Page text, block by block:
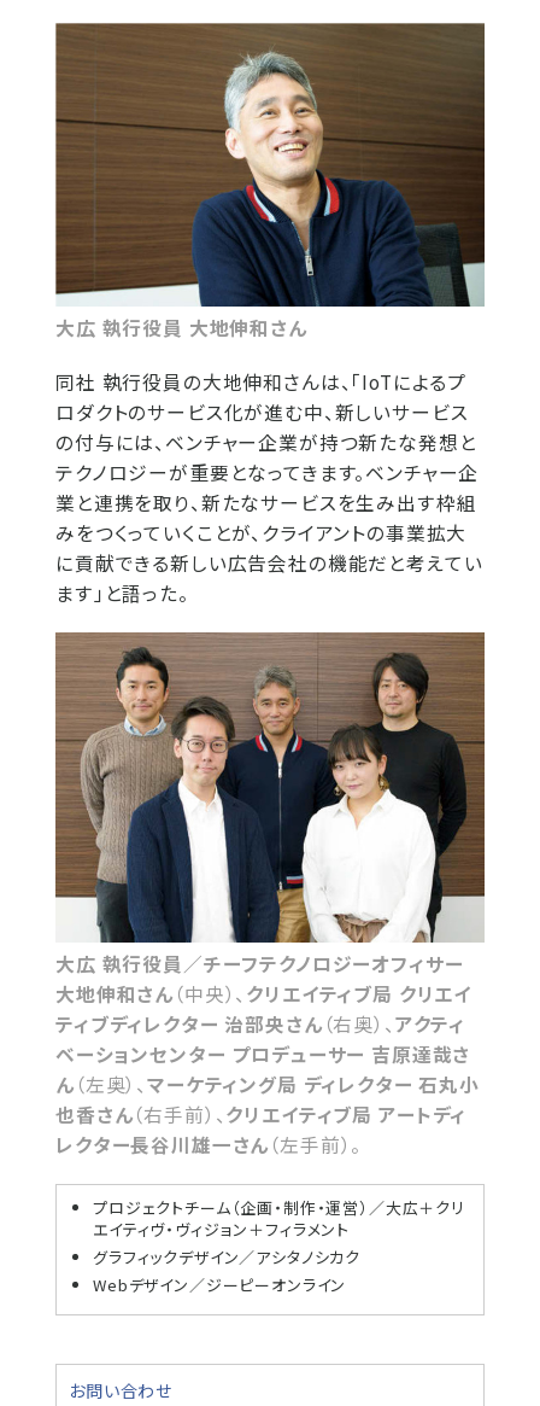
大広 執行役員 大地伸和さん
同社 執行役員の大地伸和さんは、「IoTによるプ
ロダクトのサービス化が進む中、新しいサービス
の付与には、ベンチャー企業が持つ新たな発想と
テクノロジーが重要となってきます。ベンチャー企
業と連携を取り、新たなサービスを生み出す枠組
みをつくっていくことが、クライアントの事業拡大
に貢献できる新しい広告会社の機能だと考えてい
ます」と語った。
大広 執行役員／チーフテクノロジーオフィサー
大地伸和さん （中央）、 クリエイティブ局 クリエイ
ティブディレクター 治部央さん （右奥）、アクティ
ベーションセンター プロデューサー 吉原達哉さ
ん （左奥）、マーケティング局 ディレクター 石丸小
也香さん（右手前）、クリエイティブ局 アートディ
レクター長谷川雄一さん （左手前）。
プロジェクトチーム（企画・制作・運営）／大広＋クリ
エイティヴ・ヴィジョン＋フィラメント
グラフィックデザイン／アシタノシカク
Webデザイン／ジーピーオンライン
お問い合わせ